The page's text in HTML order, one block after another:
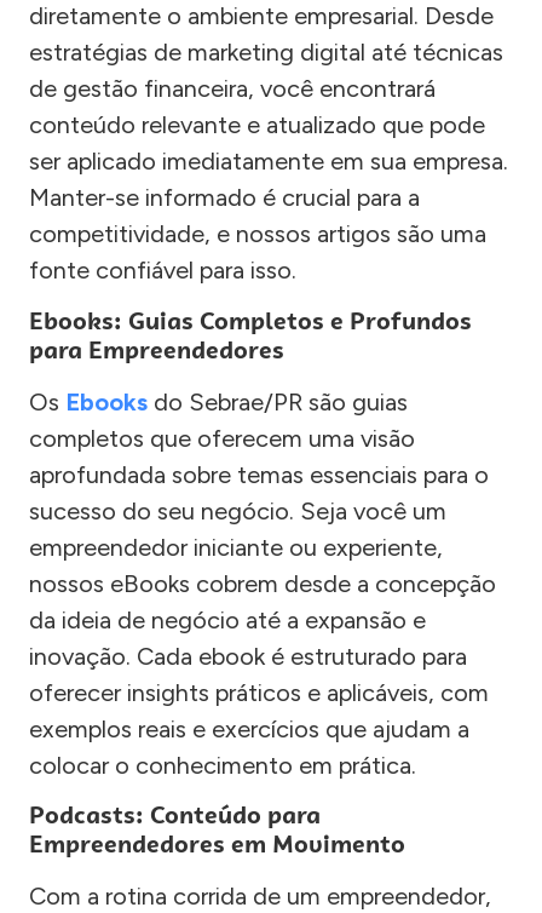
diretamente o ambiente empresarial. Desde
estratégias de marketing digital até técnicas
de gestão financeira, você encontrará
conteúdo relevante e atualizado que pode
ser aplicado imediatamente em sua empresa.
Manter-se informado é crucial para a
competitividade, e nossos artigos são uma
fonte confiável para isso.
Ebooks: Guias Completos e Profundos
para Empreendedores
Os Ebooks do Sebrae/PR são guias
completos que oferecem uma visão
aprofundada sobre temas essenciais para o
sucesso do seu negócio. Seja você um
empreendedor iniciante ou experiente,
nossos eBooks cobrem desde a concepção
da ideia de negócio até a expansão e
inovação. Cada ebook é estruturado para
oferecer insights práticos e aplicáveis, com
exemplos reais e exercícios que ajudam a
colocar o conhecimento em prática.
Podcasts: Conteúdo para
Empreendedores em Movimento
Com a rotina corrida de um empreendedor,